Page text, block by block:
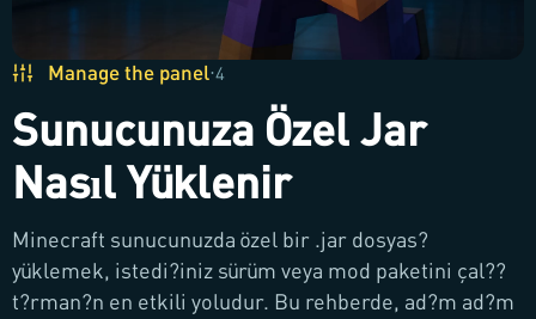
Manage the panel·4
Sunucunuza Özel Jar
Nasıl Yüklenir
Minecraft sunucunuzda özel bir .jar dosyas?
yüklemek, istedi?iniz sürüm veya mod paketini çal??
t?rman?n en etkili yoludur. Bu rehberde, ad?m ad?m